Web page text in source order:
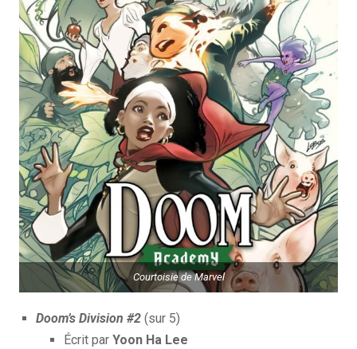
Courtoisie de Marvel
Doom’s Division #2 (sur 5)
Écrit par Yoon Ha Lee